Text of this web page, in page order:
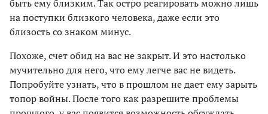
быть ему близким. Так остро реагировать можно лишь
на поступки близкого человека, даже если это
близость со знаком минус.
Похоже, счет обид на вас не закрыт. И это настолько
мучительно для него, что ему легче вас не видеть.
Попробуйте узнать, что в прошлом не дает ему зарыть
топор войны. После того как разрешите проблемы